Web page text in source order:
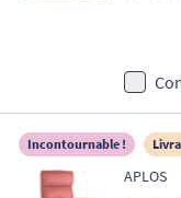
Incontournable !
APLOS